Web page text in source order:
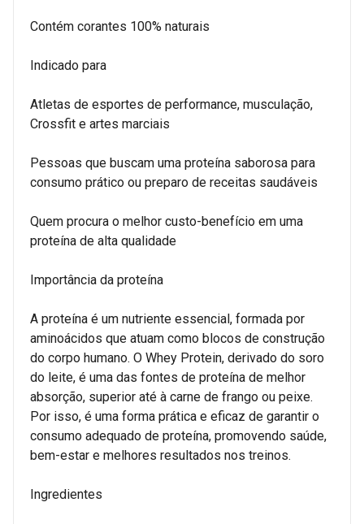
Contém corantes 100% naturais
Indicado para
Atletas de esportes de performance, musculação,
Crossfit e artes marciais
Pessoas que buscam uma proteína saborosa para
consumo prático ou preparo de receitas saudáveis
Quem procura o melhor custo-benefício em uma
proteína de alta qualidade
Importância da proteína
A proteína é um nutriente essencial, formada por
aminoácidos que atuam como blocos de construção
do corpo humano. O Whey Protein, derivado do soro
do leite, é uma das fontes de proteína de melhor
absorção, superior até à carne de frango ou peixe.
Por isso, é uma forma prática e eficaz de garantir o
consumo adequado de proteína, promovendo saúde,
bem-estar e melhores resultados nos treinos.
Ingredientes